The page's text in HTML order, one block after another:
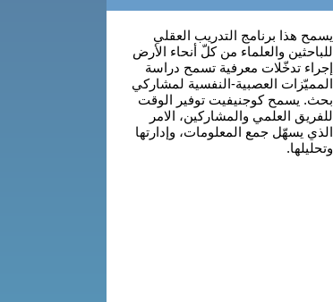
يسمح هذا برنامج التدريب العقلي
للباحثين والعلماء من كلّ أنحاء الأرض
إجراء تدخّلات معرفية تسمح دراسة
المميّزات العصبية-النفسية لمشاركي
بحث. يسمح كوجنيفيت توفير الوقت
للفريق العلمي والمشاركين، الامر
الذي يسهّل جمع المعلومات، وإدارتها
وتحليلها.